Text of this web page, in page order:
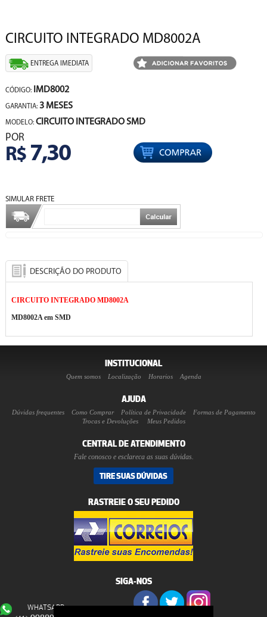
CIRCUITO INTEGRADO MD8002A
ENTREGA IMEDIATA
CÓDIGO: IMD8002
GARANTIA: 3 MESES
MODELO: CIRCUITO INTEGRADO SMD
POR
R$7,30
SIMULAR FRETE
DESCRIÇÃO DO PRODUTO
CIRCUITO INTEGRADO MD8002A
MD8002A em SMD
INSTITUCIONAL
Quem somos Localização Horarios Agenda
AJUDA
Dúvidas frequentes Como Comprar Política de Privacidade
Formas de Pagamento
Trocas e Devoluções
Meus Pedidos
CENTRAL DE ATENDIMENTO
Fale conosco e esclareca as suas dúvidas.
TIRE SUAS DÚVIDAS
RASTREIE O SEU PEDIDO
SIGA-NOS
WHATSAPP